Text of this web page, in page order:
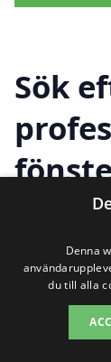
Sök
Att hitta
Denna
du till alla